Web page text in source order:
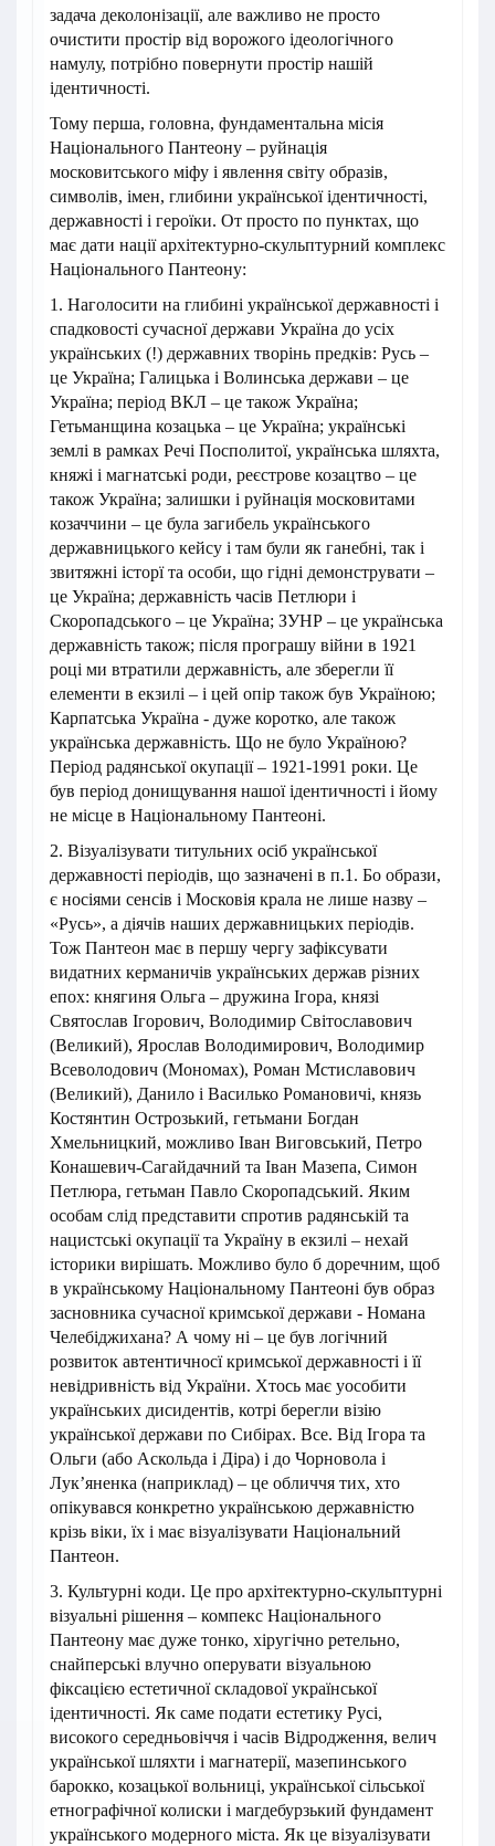
задача деколонізації, але важливо не просто
очистити простір від ворожого ідеологічного
намулу, потрібно повернути простір нашій
ідентичності.
Тому перша, головна, фундаментальна місія
Національного Пантеону – руйнація
московитського міфу і явлення світу образів,
символів, імен, глибини української ідентичності,
державності і героїки. От просто по пунктах, що
має дати нації архітектурно-скульптурний комплекс
Національного Пантеону:
1. Наголосити на глибині української державності і
спадковості сучасної держави Україна до усіх
українських (!) державних творінь предків: Русь –
це Україна; Галицька і Волинська держави – це
Україна; період ВКЛ – це також Україна;
Гетьманщина козацька – це Україна; українські
землі в рамках Речі Посполитої, українська шляхта,
княжі і магнатські роди, реєстрове козацтво – це
також Україна; залишки і руйнація московитами
козаччини – це була загибель українського
державницького кейсу і там були як ганебні, так і
звитяжні історї та особи, що гідні демонструвати –
це Україна; державність часів Петлюри і
Скоропадського – це Україна; ЗУНР – це українська
державність також; після програшу війни в 1921
році ми втратили державність, але зберегли її
елементи в екзилі – і цей опір також був Україною;
Карпатська Україна - дуже коротко, але також
українська державність. Що не було Україною?
Період радянської окупації – 1921-1991 роки. Це
був період донищування нашої ідентичності і йому
не місце в Національному Пантеоні.
2. Візуалізувати титульних осіб української
державності періодів, що зазначені в п.1. Бо образи,
є носіями сенсів і Московія крала не лише назву –
«Русь», а діячів наших державницьких періодів.
Тож Пантеон має в першу чергу зафіксувати
видатних керманичів українських держав різних
епох: княгиня Ольга – дружина Ігора, князі
Святослав Ігорович, Володимир Світославович
(Великий), Ярослав Володимирович, Володимир
Всеволодович (Мономах), Роман Мстиславович
(Великий), Данило і Василько Романовичі, князь
Костянтин Острозький, гетьмани Богдан
Хмельницкий, можливо Іван Виговський, Петро
Конашевич-Сагайдачний та Іван Мазепа, Симон
Петлюра, гетьман Павло Скоропадський. Яким
особам слід представити спротив радянській та
нацистські окупації та Україну в екзилі – нехай
історики вирішать. Можливо було б доречним, щоб
в українському Національному Пантеоні був образ
засновника сучасної кримської держави - Номана
Челебіджихана? А чому ні – це був логічний
розвиток автентичносї кримської державності і її
невідривність від України. Хтось має уособити
українських дисидентів, котрі берегли візію
української держави по Сибірах. Все. Від Ігора та
Ольги (або Аскольда і Діра) і до Чорновола і
Лук’яненка (наприклад) – це обличчя тих, хто
опікувався конкретно українською державністю
крізь віки, їх і має візуалізувати Національний
Пантеон.
3. Культурні коди. Це про архітектурно-скульптурні
візуальні рішення – компекс Національного
Пантеону має дуже тонко, хіругічно ретельно,
снайперські влучно оперувати візуальною
фіксацією естетичної складової української
ідентичності. Як саме подати естетику Русі,
високого середньовіччя і часів Відродження, велич
української шляхти і магнатерії, мазепинського
барокко, козацької вольниці, української сільської
етнографічної колиски і магдебурзький фундамент
українського модерного міста. Як це візуалізувати